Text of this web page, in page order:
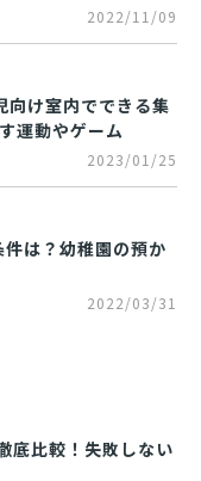
2022/11/09
向け室内でできる集
運動やゲーム
2023/01/25
は？幼稚園の預か
2022/03/31
底比較！失敗しない